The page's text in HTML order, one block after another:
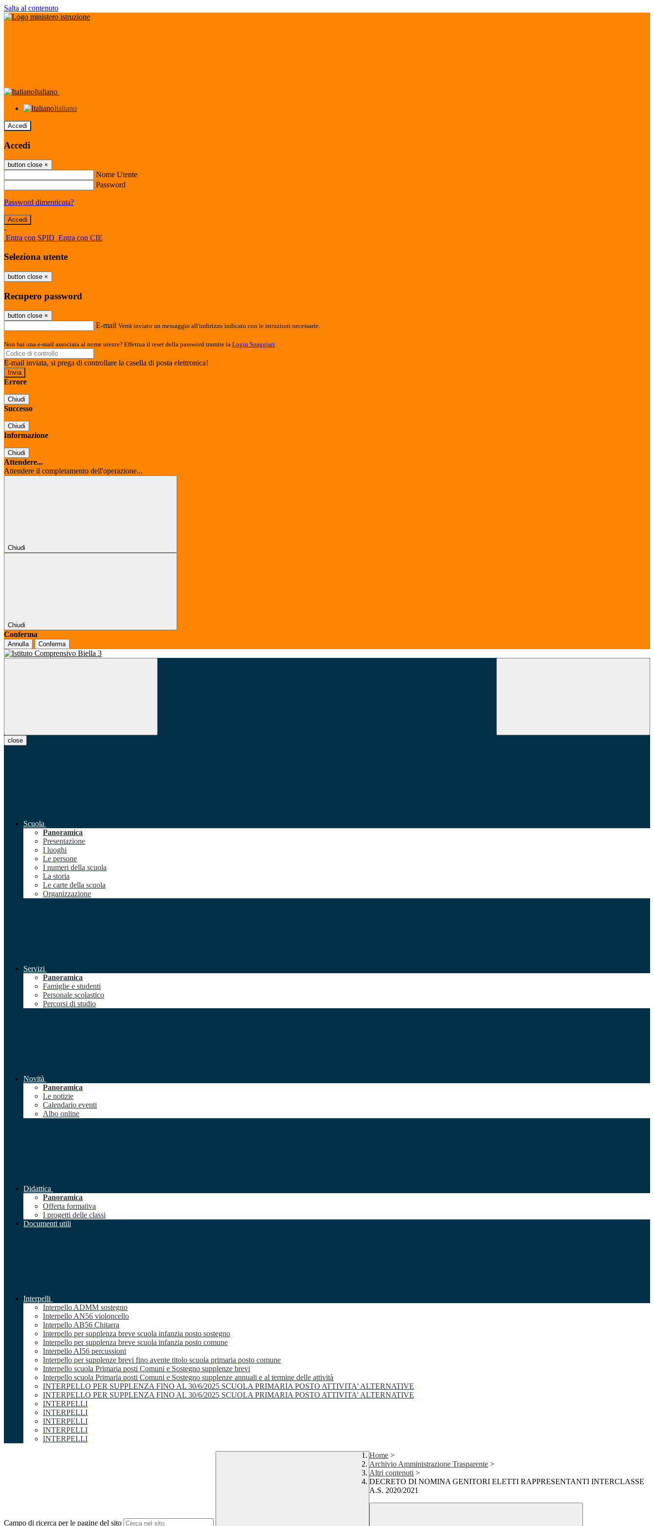
Salta al contenuto
Italiano
Italiano
Accedi
Accedi
button close ×
Nome Utente
Password
Password dimenticata?
-
Entra con SPID Entra con CIE
Seleziona utente
button close ×
Recupero password
button close ×
E-mail Verrà inviato un messaggio all'indirizzo indicato con le istruzioni necessarie.
Non hai una e-mail associata al nome utente? Effettua il reset della password tramite la Login Spaggiari
E-mail inviata, si prega di controllare la casella di posta elettronica!
Errore
Chiudi
Successo
Chiudi
Informazione
Chiudi
Attendere...
Attendere il completamento dell'operazione...
Chiudi
Chiudi
Conferma
Annulla Conferma
close
Scuola
Panoramica
Presentazione
I luoghi
Le persone
I numeri della scuola
La storia
Le carte della scuola
Organizzazione
Servizi
Panoramica
Famiglie e studenti
Personale scolastico
Percorsi di studio
Novità
Panoramica
Le notizie
Calendario eventi
Albo online
Didattica
Panoramica
Offerta formativa
I progetti delle classi
Documenti utili
Interpelli
Interpello ADMM sostegno
Interpello AN56 violoncello
Interpello AB56 Chitarra
Interpello per supplenza breve scuola infanzia posto sostegno
Interpello per supplenza breve scuola infanzia posto comune
Interpello AI56 percussioni
Interpello per supplenze brevi fino avente titolo scuola primaria posto comune
Interpello scuola Primaria posti Comuni e Sostegno supplenze brevi
Interpello scuola Primaria posti Comuni e Sostegno supplenze annuali e al termine delle attività
INTERPELLO PER SUPPLENZA FINO AL 30/6/2025 SCUOLA PRIMARIA POSTO ATTIVITA' ALTERNATIVE
INTERPELLO PER SUPPLENZA FINO AL 30/6/2025 SCUOLA PRIMARIA POSTO ATTIVITA' ALTERNATIVE
INTERPELLI
INTERPELLI
INTERPELLI
INTERPELLI
INTERPELLI
Campo di ricerca per le pagine del sito
Home >
Archivio Amministrazione Trasparente >
Altri contenuti >
DECRETO DI NOMINA GENITORI ELETTI RAPPRESENTANTI INTERCLASSE
A.S. 2020/2021